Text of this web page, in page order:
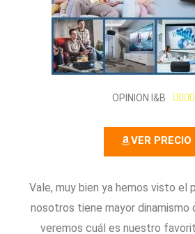
OPINION I&B    
VER PRECIO
Vale, muy bien ya hemos visto el
nosotros tiene mayor dinamismo
veremos cuál es nuestro